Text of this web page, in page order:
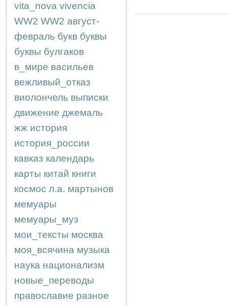
vita_nova vivencia
WW2 WW2 август-
февраль букв буквы
буквы булгаков
в_мире васильев
вежливый_отказ
виолончель выписки
движение джемаль
жж история
история_россии
кавказ календарь
карты китай книги
космос л.а. мартынов
мемуары
мемуары_муз
мои_тексты москва
моя_всячина музыка
наука национализм
новые_переводы
православие разное